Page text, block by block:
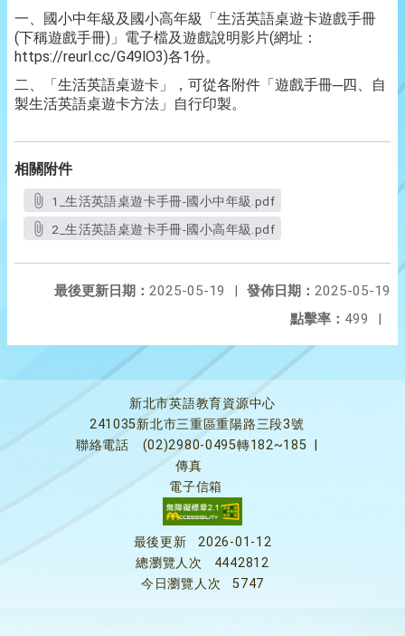
一、國小中年級及國小高年級「生活英語桌遊卡遊戲手冊
(下稱遊戲手冊)」電子檔及遊戲說明影片(網址：
https://reurl.cc/G49lO3)各1份。
二、「生活英語桌遊卡」，可從各附件「遊戲手冊─四、自
製生活英語桌遊卡方法」自行印製。
相關附件
1_生活英語桌遊卡手冊-國小中年級.pdf
2_生活英語桌遊卡手冊-國小高年級.pdf
發佈日期： 2025-05-19
最後更新日期： 2025-05-19
|
點擊率： 499 |
新北市英語教育資源中心
241035新北市三重區重陽路三段3號
聯絡電話
(02)2980-0495轉182~185
傳真
電子信箱
最後更新
2026-01-12
總瀏覽人次
4442812
今日瀏覽人次
5747